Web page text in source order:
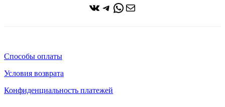
ВКонтакте
Telegram
WhatsApp
Почта
Способы оплаты
Условия возврата
Конфиденциальность платежей